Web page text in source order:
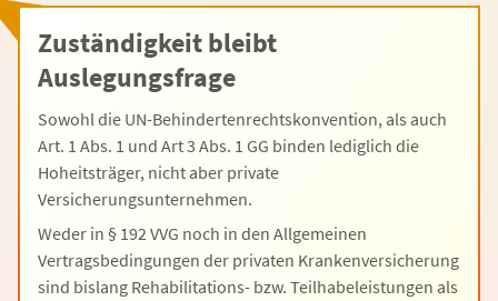
Zuständigkeit bleibt
Auslegungsfrage
Sowohl die UN-Behindertenrechtskonvention, als auch
Art. 1 Abs. 1 und Art 3 Abs. 1 GG binden lediglich die
Hoheitsträger, nicht aber private
Versicherungsunternehmen.
Weder in § 192 VVG noch in den Allgemeinen
Vertragsbedingungen der privaten Krankenversicherung
sind bislang Rehabilitations- bzw. Teilhabeleistungen als